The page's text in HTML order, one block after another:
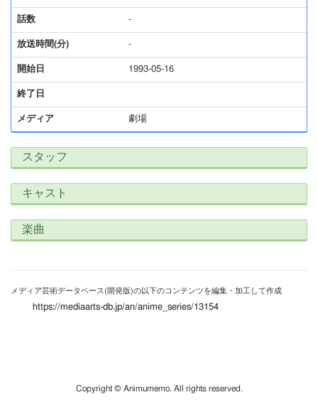
話数 -
放送時間(分) -
開始日 1993-05-16
終了日
メディア 劇場
スタッフ
キャスト
楽曲
メディア芸術データベース(開発版)の以下のコンテンツを編集・加工して作成
https://mediaarts-db.jp/an/anime_series/13154
Copyright © Animumemo. All rights reserved.